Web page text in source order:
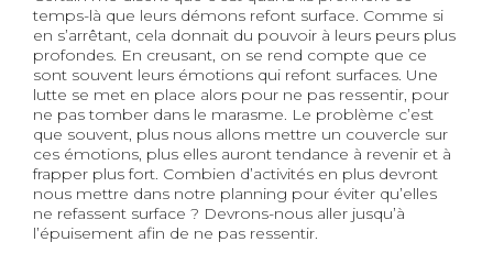
temps-là que leurs démons refont surface. Comme si
en s’arrêtant, cela donnait du pouvoir à leurs peurs plus
profondes. En creusant, on se rend compte que ce
sont souvent leurs émotions qui refont surfaces. Une
lutte se met en place alors pour ne pas ressentir, pour
ne pas tomber dans le marasme. Le problème c’est
que souvent, plus nous allons mettre un couvercle sur
ces émotions, plus elles auront tendance à revenir et à
frapper plus fort. Combien d’activités en plus devront
nous mettre dans notre planning pour éviter qu’elles
ne refassent surface ? Devrons-nous aller jusqu’à
l’épuisement afin de ne pas ressentir.